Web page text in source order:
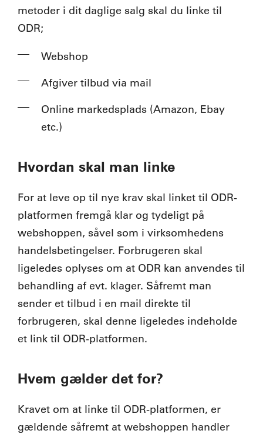
metoder i dit daglige salg skal du linke til
ODR;
Webshop
Afgiver tilbud via mail
Online markedsplads (Amazon, Ebay
etc.)
Hvordan skal man linke
For at leve op til nye krav skal linket til ODR-
platformen fremgå klar og tydeligt på
webshoppen, såvel som i virksomhedens
handelsbetingelser. Forbrugeren skal
ligeledes oplyses om at ODR kan anvendes til
behandling af evt. klager. Såfremt man
sender et tilbud i en mail direkte til
forbrugeren, skal denne ligeledes indeholde
et link til ODR-platformen.
Hvem gælder det for?
Kravet om at linke til ODR-platformen, er
gældende såfremt at webshoppen handler